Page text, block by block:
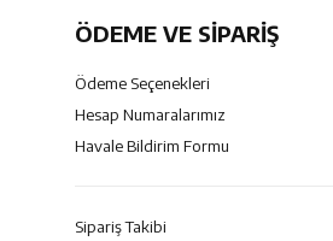
ÖDEME VE SİPARİŞ
Ödeme Seçenekleri
Hesap Numaralarımız
Havale Bildirim Formu
Sipariş Takibi